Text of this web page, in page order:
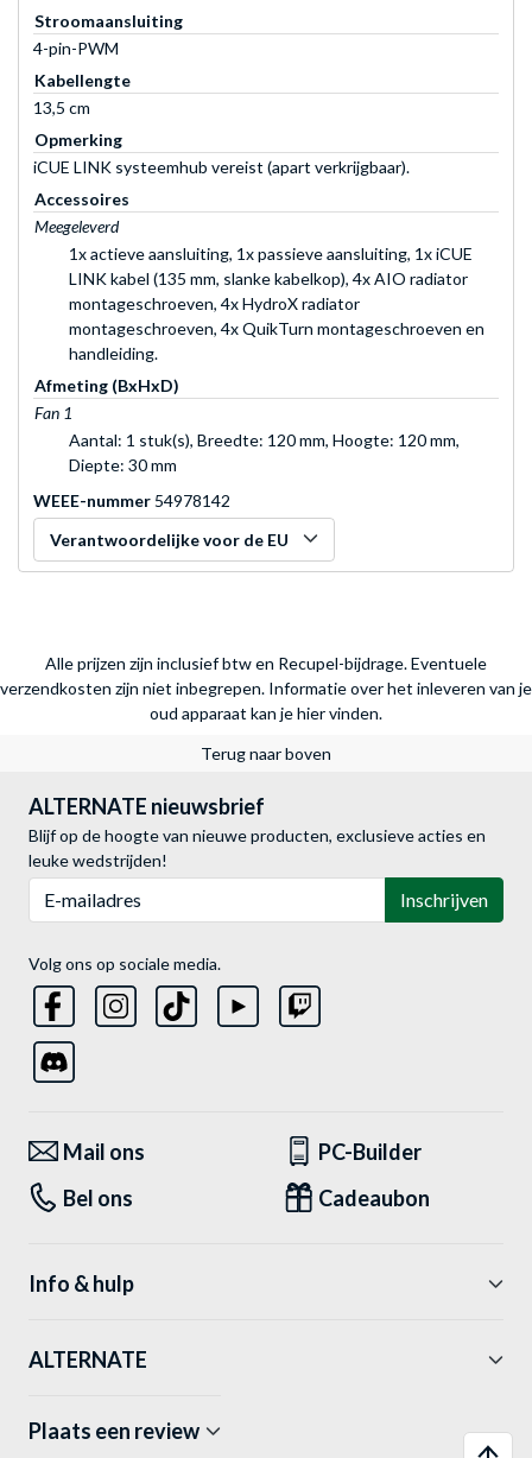
Stroomaansluiting
4-pin-PWM
Kabellengte
13,5 cm
Opmerking
iCUE LINK systeemhub vereist (apart verkrijgbaar).
Accessoires
Meegeleverd
1x actieve aansluiting, 1x passieve aansluiting, 1x iCUE
LINK kabel (135 mm, slanke kabelkop), 4x AIO radiator
montageschroeven, 4x HydroX radiator
montageschroeven, 4x QuikTurn montageschroeven en
handleiding.
Afmeting (BxHxD)
Fan 1
Aantal: 1 stuk(s), Breedte: 120 mm, Hoogte: 120 mm,
Diepte: 30 mm
WEEE-nummer 54978142
Verantwoordelijke voor de EU
Alle prijzen zijn inclusief btw en Recupel-bijdrage. Eventuele
verzendkosten zijn niet inbegrepen. Informatie over het inleveren van je
oud apparaat kan je hier vinden.
Terug naar boven
ALTERNATE nieuwsbrief
Blijf op de hoogte van nieuwe producten, exclusieve acties en
leuke wedstrijden!
Inschrijven
Volg ons op sociale media.
Mail ons
PC-Builder
Bel ons
Cadeaubon
Info & hulp
ALTERNATE
Plaats een review